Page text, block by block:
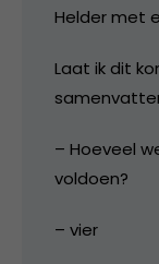
Helder met
Laat ik dit
– Hoeveel
voldoen?
– vier